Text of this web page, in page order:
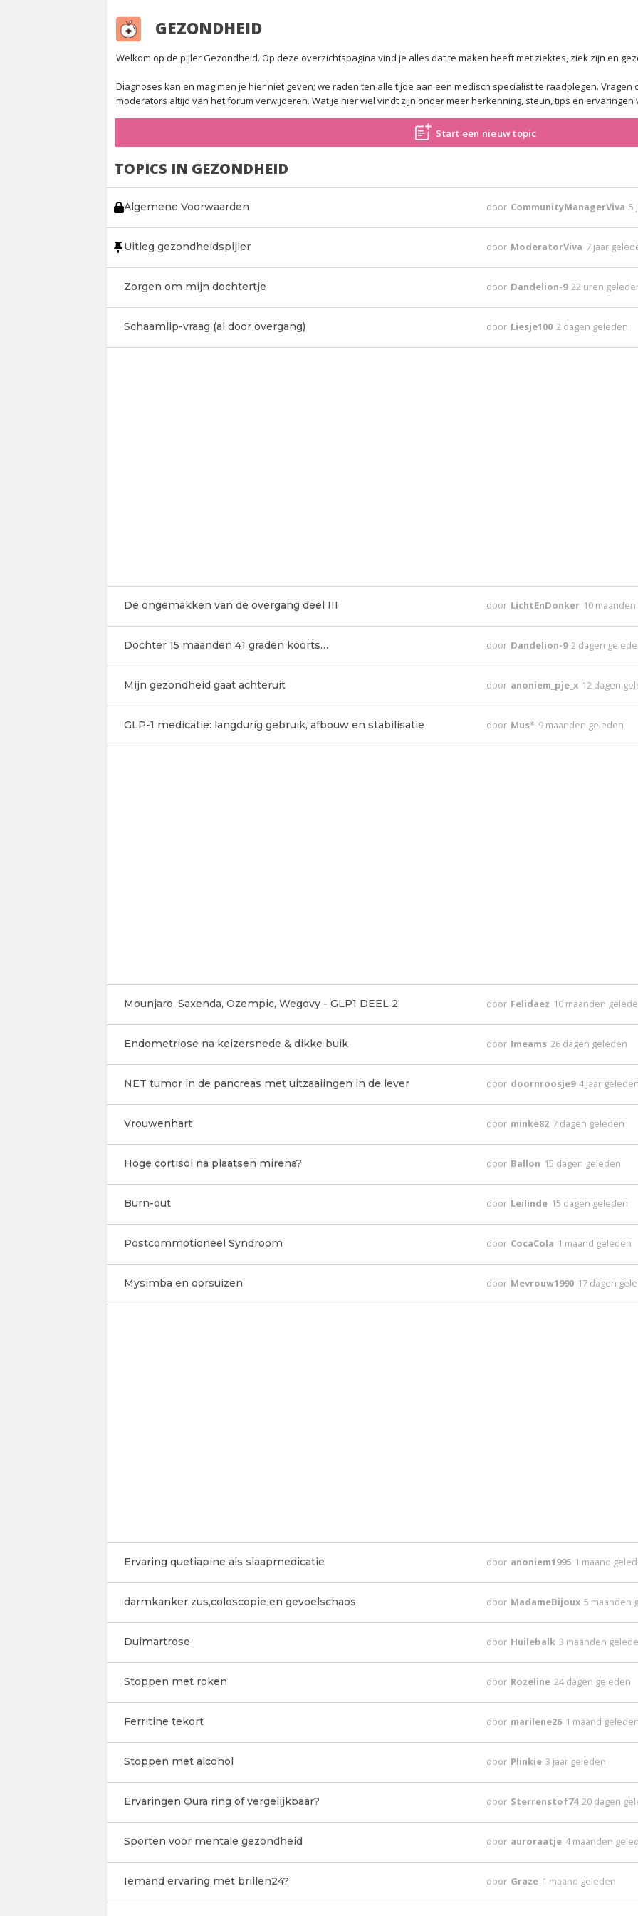
GEZONDHEID
Welkom op de pijler Gezondheid. Op deze overzichtspagina vind je alles dat te maken heeft met ziektes, ziek zijn en
Diagnoses kan en mag men je hier niet geven; we raden ten alle tijde aan een medisch specialist te raadplegen.
moderators altijd van het forum verwijderen. Wat je hier wel vindt zijn onder meer herkenning, steun, tips en
Start een nieuw topic
TOPICS IN GEZONDHEID
Algemene Voorwaarden door CommunityManagerViva 5
Uitleg gezondheidspijler door ModeratorViva 7 jaar
Zorgen om mijn dochtertje door Dandelion-9 22 uren
Schaamlip-vraag (al door overgang) door Liesje100 2 dagen geleden
De ongemakken van de overgang deel III door LichtEnDonker 10
Dochter 15 maanden 41 graden koorts… door Dandelion-9 2 dagen
Mijn gezondheid gaat achteruit door anoniem_pje_x 12 dagen
GLP-1 medicatie: langdurig gebruik, afbouw en stabilisatie door Mus* 9 maanden geleden
Mounjaro, Saxenda, Ozempic, Wegovy - GLP1 DEEL 2 door Felidaez 10 maanden
Endometriose na keizersnede & dikke buik door Imeams 26 dagen geleden
NET tumor in de pancreas met uitzaaiingen in de lever door doornroosje9 4 jaar geleden
Vrouwenhart door minke82 7 dagen geleden
Hoge cortisol na plaatsen mirena? door Ballon 15 dagen geleden
Burn-out door Leilinde 15 dagen geleden
Postcommotioneel Syndroom door CocaCola 1 maand geleden
Mysimba en oorsuizen door Mevrouw1990 17 dagen
Ervaring quetiapine als slaapmedicatie door anoniem1995 1 maand
darmkanker zus,coloscopie en gevoelschaos door MadameBijoux 5 maanden
Duimartrose door Huilebalk 3 maanden
Stoppen met roken door Rozeline 24 dagen geleden
Ferritine tekort door marilene26 1 maand geleden
Stoppen met alcohol door Plinkie 3 jaar geleden
Ervaringen Oura ring of vergelijkbaar? door Sterrenstof74 20 dagen
Sporten voor mentale gezondheid door auroraatje 4 maanden
Iemand ervaring met brillen24? door Graze 1 maand geleden